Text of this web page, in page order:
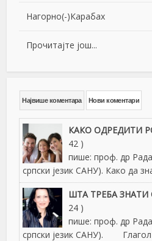
Нагорно(-)Карабах
Прочитајте још...
Највише коментара Нови коментари
КАКО ОДРЕДИТИ
42 )
пише: проф. др
српски језик САНУ). Како да
ШТА ТРЕБА ЗНАТИ
24 )
пише: проф. др
српски језик САНУ).